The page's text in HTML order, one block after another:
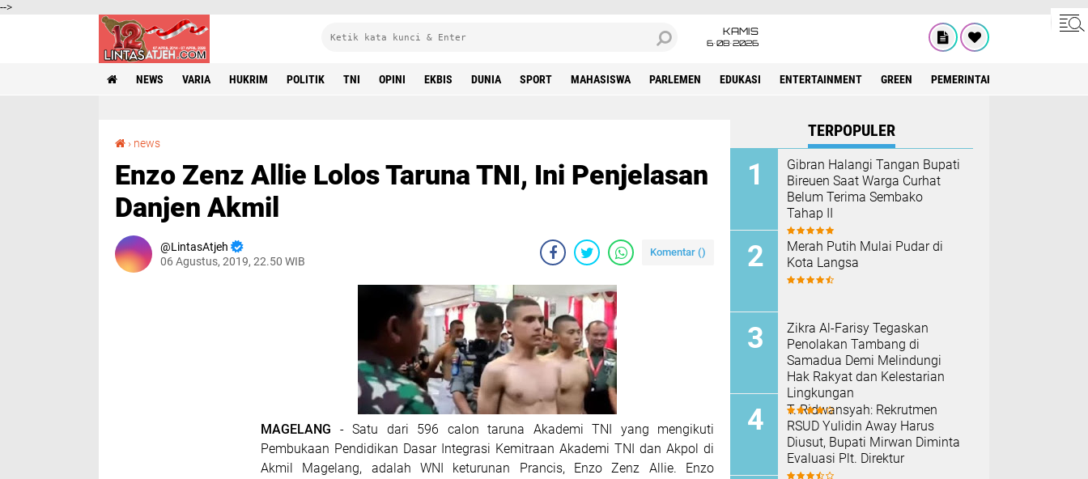
-->
KAMIS
6•08•2026
NEWS VARIA HUKRIM POLITIK TNI OPINI EKBIS DUNIA SPORT MAHASISWA PARLEMEN EDUKASI ENTERTAINMENT GREEN PEMERINTAH ACEH
› news
Enzo Zenz Allie Lolos Taruna TNI, Ini Penjelasan
Danjen Akmil
LintasAtjeh
06 Agustus, 2019, 22.50 WIB
Komentar ()
MAGELANG - Satu dari 596 calon taruna Akademi TNI yang mengikuti
Pembukaan Pendidikan Dasar Integrasi Kemitraan Akademi TNI dan Akpol di
Akmil Magelang, adalah WNI keturunan Prancis, Enzo Zenz Allie. Enzo
TERPOPULER
Gibran Halangi Tangan Bupati
Bireuen Saat Warga Curhat
Belum Terima Sembako
Tahap II
Merah Putih Mulai Pudar di
Kota Langsa
Zikra Al-Farisy Tegaskan
Penolakan Tambang di
Samadua Demi Melindungi
Hak Rakyat dan Kelestarian
Lingkungan
T. Ridwansyah: Rekrutmen
RSUD Yulidin Away Harus
Diusut, Bupati Mirwan Diminta
Evaluasi Plt. Direktur